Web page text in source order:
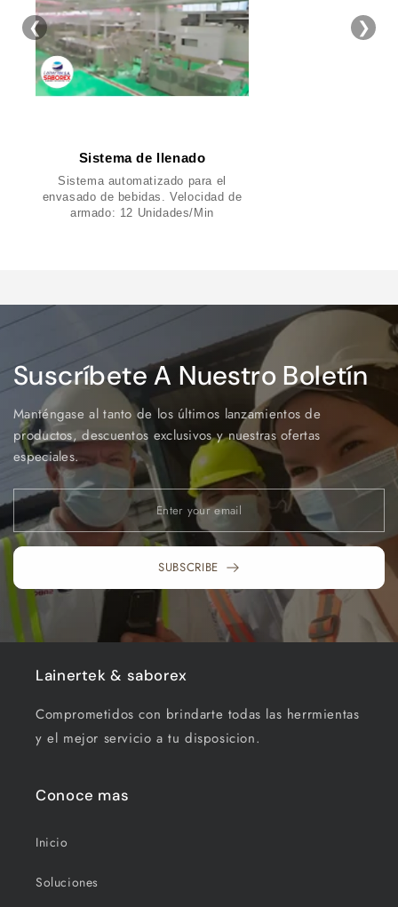
❮
Sistema de llenado
Sistema automatizado para el
envasado de bebidas. Velocidad de
armado: 12 Unidades/Min
❯
Suscríbete A Nuestro Boletín
Manténgase al tanto de los últimos lanzamientos de
productos, descuentos exclusivos y nuestras ofertas
especiales.
SUBSCRIBE
Lainertek & saborex
Comprometidos con brindarte todas las herrmientas
y el mejor servicio a tu disposicion.
Conoce mas
Inicio
Soluciones